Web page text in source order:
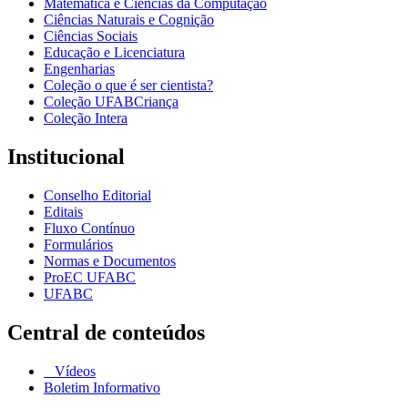
Matemática e Ciências da Computação
Ciências Naturais e Cognição
Ciências Sociais
Educação e Licenciatura
Engenharias
Coleção o que é ser cientista?
Coleção UFABCriança
Coleção Intera
Institucional
Conselho Editorial
Editais
Fluxo Contínuo
Formulários
Normas e Documentos
ProEC UFABC
UFABC
Central de conteúdos
Vídeos
Boletim Informativo